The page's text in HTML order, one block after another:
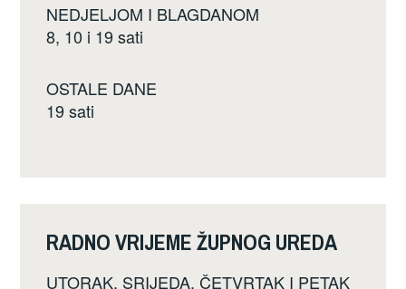
NEDJELJOM I BLAGDANOM
8, 10 i 19 sati
OSTALE DANE
19 sati
RADNO VRIJEME ŽUPNOG UREDA
UTORAK, SRIJEDA, ČETVRTAK I PETAK